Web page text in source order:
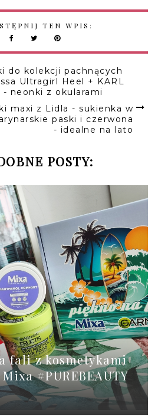
TEN WPIS:
do kolekcji pachnących
Ultragirl Heel + KARL
- neonki z okularami
maxi z Lidla - sukienka w
paski i czerwona
- idealne na lato
POSTY:
fali z kosmetykami
#PUREBEAUTY